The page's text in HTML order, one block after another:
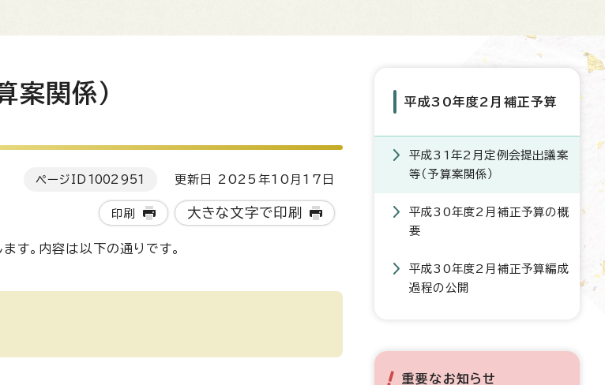
関係）
ページID 1002951 更新日 2025年10月17日
印刷 大きな文字で印刷
。内容は以下の通りです。
平成30年度2月補正予算
平成31年2月定例会提出議案
等（予算案関係）
平成30年度2月補正予算の概
要
平成30年度2月補正予算編成
過程の公開
重要なお知らせ